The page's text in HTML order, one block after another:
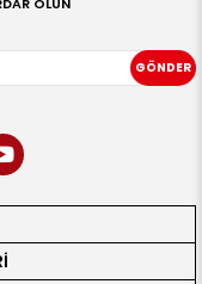
OLUN
GÖNDER